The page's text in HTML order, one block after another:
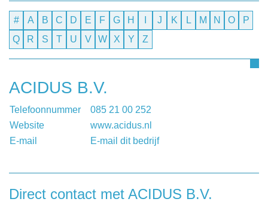
# A B C D E F G H J K L M N O
P
Q
R S T U V W X Y Z
ACIDUS B.V.
Telefoonnummer
085 21 00 252
Website
www.acidus.nl
E-mail
E-mail dit bedrijf
Direct contact met ACIDUS B.V.